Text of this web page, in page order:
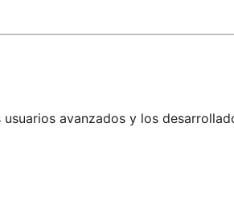
avanzados y los